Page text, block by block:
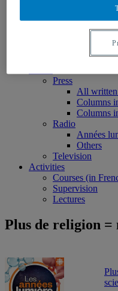
Reports and
Press
All written
Columns
Columns
Radio
Années
Others
Television
Activities
Courses (in
Supervision
Lectures
Plus de religion =